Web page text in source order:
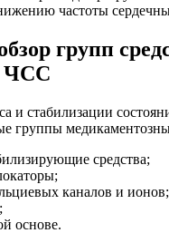
частоты
групп
ЧСС
и стабилизации
группы
средства;
каналов и ионов;
основе.